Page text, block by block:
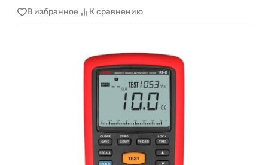
В избранное К сравнению